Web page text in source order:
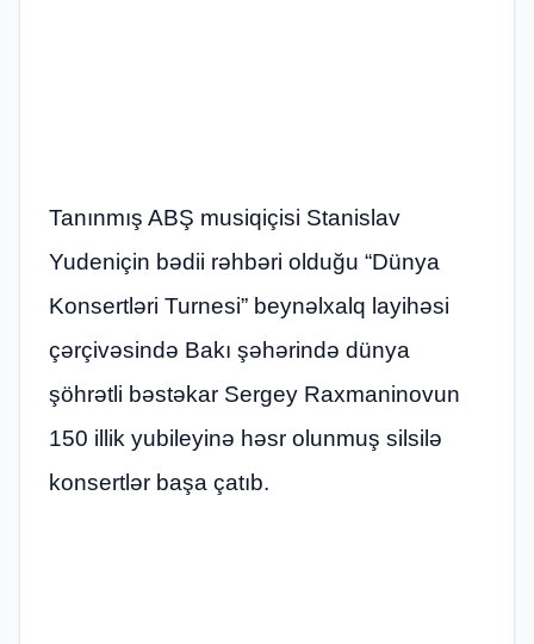
Tanınmış ABŞ musiqiçisi Stanislav
Yudeniçin bədii rəhbəri olduğu “Dünya
Konsertləri Turnesi” beynəlxalq layihəsi
çərçivəsində Bakı şəhərində dünya
şöhrətli bəstəkar Sergey Raxmaninovun
150 illik yubileyinə həsr olunmuş silsilə
konsertlər başa çatıb.